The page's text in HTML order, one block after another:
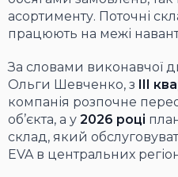
асортименту. Поточні
працюють на межі
За словами виконавчої
Ольги Шевченко, з
III
компанія розпочне
об’єкта, а у 2026 році
склад, який
EVA в центральних